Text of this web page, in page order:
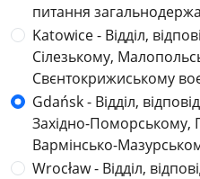
питання
Katowice - Відділ,
Сілезькому,
Свєнтокрижиському
Gdańsk - Відділ,
Західно-Поморському,
Вармінсько-
Wrocław - Відділ,